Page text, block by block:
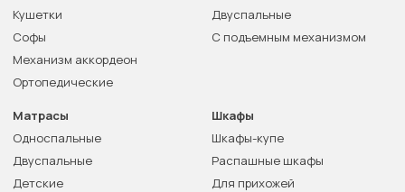
Кушетки
Софы
Механизм аккордеон
Ортопедические
Двуспальные
С подъемным механизмом
Матрасы
Односпальные
Двуспальные
Детские
Шкафы
Шкафы-купе
Распашные шкафы
Для прихожей